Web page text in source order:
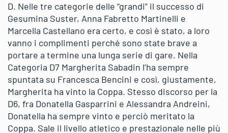
D. Nelle tre categorie delle “grandi” il successo di
Gesumina Suster, Anna Fabretto Martinelli e
Marcella Castellano era certo, e così è stato, a loro
vanno i complimenti perché sono state brave a
portare a termine una lunga serie di gare. Nella
Categoria D7 Margherita Sabadin l’ha sempre
spuntata su Francesca Bencini e così, giustamente,
Margherita ha vinto la Coppa. Stesso discorso per la
D6, fra Donatella Gasparrini e Alessandra Andreini,
Donatella ha sempre vinto e perciò meritato la
Coppa. Sale il livello atletico e prestazionale nelle più